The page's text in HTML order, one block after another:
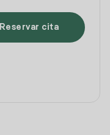
Reservar cita